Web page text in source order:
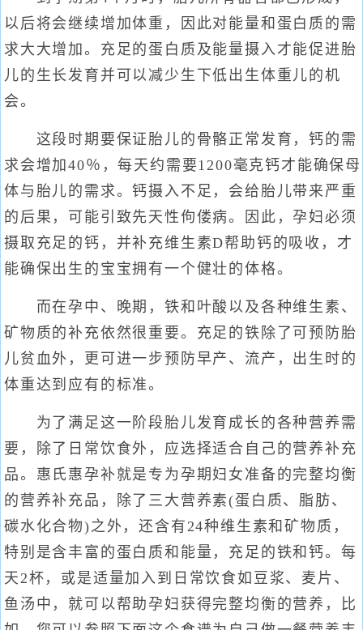
以后将会继续增加体重，因此对能量和蛋白质的需
求大大增加。充足的蛋白质及能量摄入才能促进胎
儿的生长发育并可以减少生下低出生体重儿的机
会。
这段时期要保证胎儿的骨骼正常发育，钙的需
求会增加40％，每天约需要1200毫克钙才能确保母
体与胎儿的需求。钙摄入不足，会给胎儿带来严重
的后果，可能引致先天性佝偻病。因此，孕妇必须
摄取充足的钙，并补充维生素D帮助钙的吸收，才
能确保出生的宝宝拥有一个健壮的体格。
而在孕中、晚期，铁和叶酸以及各种维生素、
矿物质的补充依然很重要。充足的铁除了可预防胎
儿贫血外，更可进一步预防早产、流产，出生时的
体重达到应有的标准。
为了满足这一阶段胎儿发育成长的各种营养需
要，除了日常饮食外，应选择适合自己的营养补充
品。惠氏惠孕补就是专为孕期妇女准备的完整均衡
的营养补充品，除了三大营养素(蛋白质、脂肪、
碳水化合物)之外，还含有24种维生素和矿物质，
特别是含丰富的蛋白质和能量，充足的铁和钙。每
天2杯，或是适量加入到日常饮食如豆浆、麦片、
鱼汤中，就可以帮助孕妇获得完整均衡的营养，比